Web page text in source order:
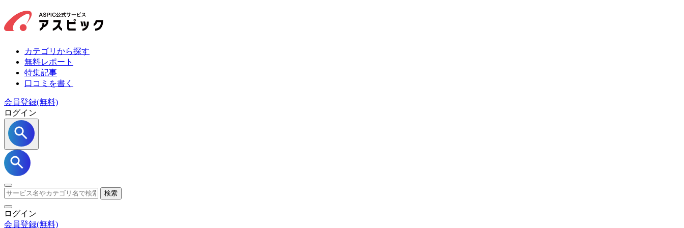
カテゴリから探す
無料レポート
特集記事
口コミを書く
会員登録(無料)
ログイン
検索
ログイン
会員登録(無料)